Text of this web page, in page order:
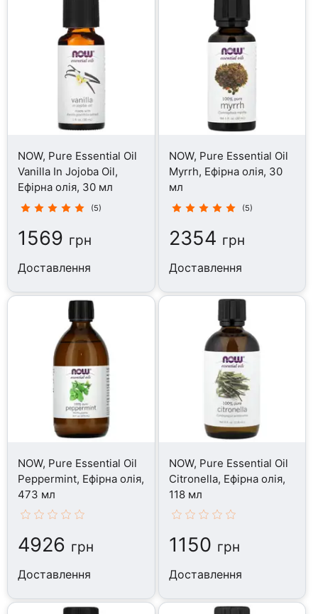
NOW, Pure Essential Oil
Vanilla In Jojoba Oil,
Ефірна олія, 30 мл
(5)
1569 грн
Доставлення
NOW, Pure Essential Oil
Myrrh, Ефірна олія, 30
мл
(5)
2354 грн
Доставлення
NOW, Pure Essential Oil
Peppermint, Ефірна олія,
473 мл
4926 грн
Доставлення
NOW, Pure Essential Oil
Citronella, Ефірна олія,
118 мл
1150 грн
Доставлення